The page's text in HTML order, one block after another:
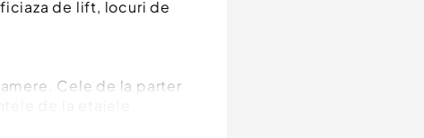
de lift, locuri de
Cele de la parter